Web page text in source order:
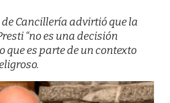
Cancillería advirtió que la
“no es una decisión
que es parte de un contexto